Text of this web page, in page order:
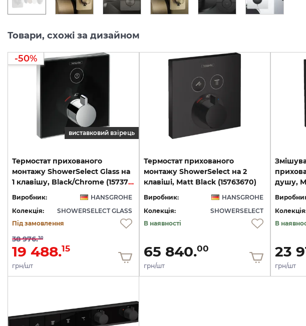
Товари, схожі за дизайном
виставковий взірець
-50%
Термостат прихованого
монтажу ShowerSelect Glass на
1 клавішу, Black/Chrome (15737600)
Виробник:
HANSGROHE
Колекція:
SHOWERSELECT GLASS
Під замовлення
38 976.30
19 488.15
грн/шт
Термостат прихованого
монтажу ShowerSelect на 2
клавіші, Matt Black (15763670)
Виробник:
HANSGROHE
Колекція:
SHOWERSELECT
В наявності
65 840.00
грн/шт
душу,
В
23
грн/шт